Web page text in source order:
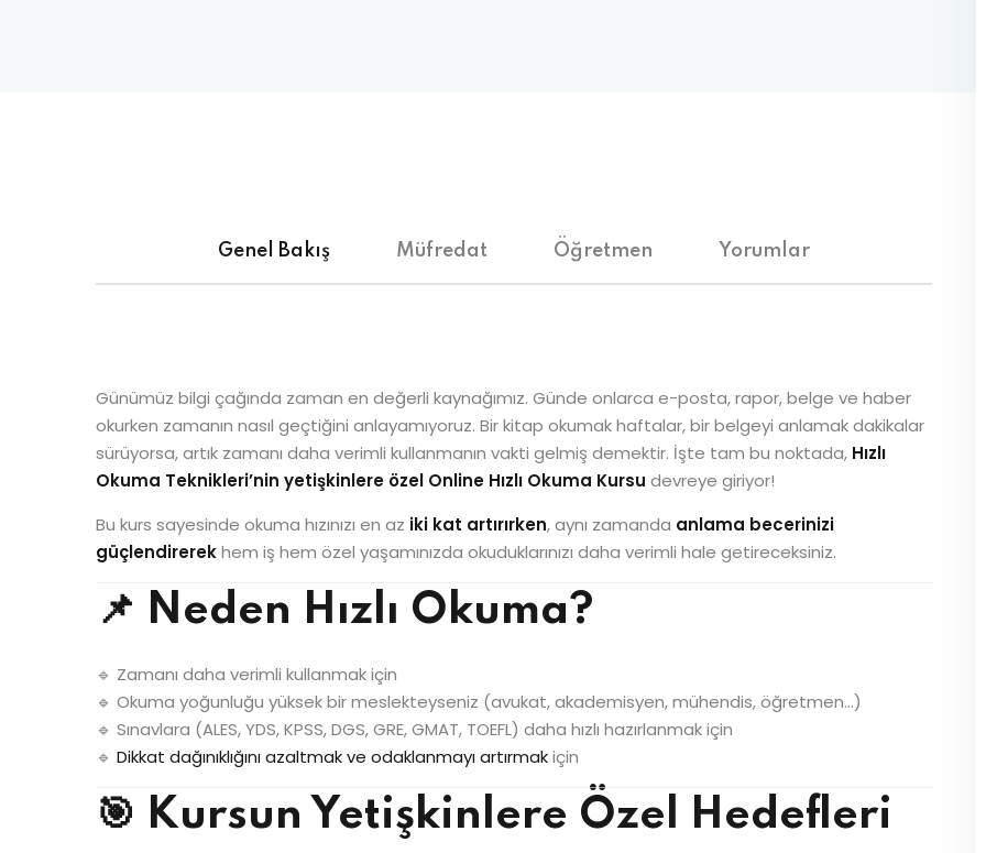
Genel Bakış Müfredat Öğretmen Yorumlar
Günümüz bilgi çağında zaman en değerli kaynağımız. Günde onlarca e-posta, rapor, belge ve haber
okurken zamanın nasıl geçtiğini anlayamıyoruz. Bir kitap okumak haftalar, bir belgeyi anlamak dakikalar
sürüyorsa, artık zamanı daha verimli kullanmanın vakti gelmiş demektir. İşte tam bu noktada, Hızlı
Okuma Teknikleri’nin yetişkinlere özel Online Hızlı Okuma Kursu devreye giriyor!
Bu kurs sayesinde okuma hızınızı en az iki kat artırırken, aynı zamanda anlama becerinizi
güçlendirerekhem iş hem özel yaşamınızda okuduklarınızı daha verimli hale getireceksiniz.
📌 Neden Hızlı Okuma?
🔹 Zamanı daha verimli kullanmak için
🔹 Okuma yoğunluğu yüksek bir meslekteyseniz (avukat, akademisyen, mühendis, öğretmen…)
🔹 Sınavlara (ALES, YDS, KPSS, DGS, GRE, GMAT, TOEFL) daha hızlı hazırlanmak için
🔹 Dikkat dağınıklığını azaltmak ve odaklanmayı artırmakiçin
🎯 Kursun Yetişkinlere Özel Hedefleri
Sign up
Already have an account?Sign in